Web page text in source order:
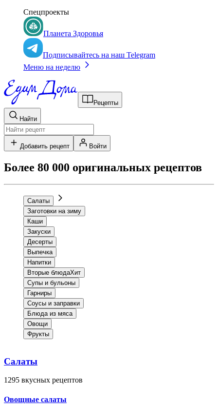
Спецпроекты
Планета Здоровья
Подписывайтесь на наш Telegram
Меню на неделю
Рецепты
Найти
Добавить рецепт Войти
Более 80 000 оригинальных рецептов
Салаты
Заготовки на зиму
Каши
Закуски
Десерты
Выпечка
Напитки
Вторые блюдаХит
Супы и бульоны
Гарниры
Соусы и заправки
Блюда из мяса
Овощи
Фрукты
Салаты
1295 вкусных рецептов
Овощные салаты